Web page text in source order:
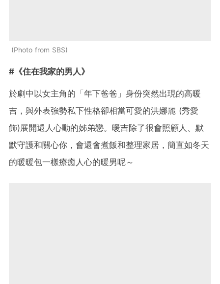
Photo from SBS
#《住在我家的男人》
於劇中以女主角的「年下爸爸」身份突然出現的高暖
吉，與外表強勢私下性格卻相當可愛的洪娜麗 (秀愛
飾)展開還人心動的姊弟戀。暖吉除了很會照顧人、默
默守護和關心你，會還會煮飯和整理家居，簡直如冬天
的暖暖包一樣療癒人心的暖男呢～